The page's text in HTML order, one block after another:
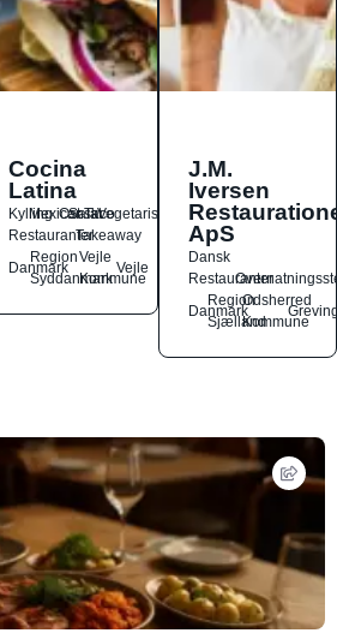
Cocina
Latina
Kylling
Mexicansk
OstSalat
TacoVegetarisk
RestauranterTakeaway
Danmark
Region
Syddanmark
Vejle
Kommune
Vejle
J.M.
Iversen
ApS
Dansk
Restauranter
Danmark
Region
Sjælland
Odsherred
Kommune